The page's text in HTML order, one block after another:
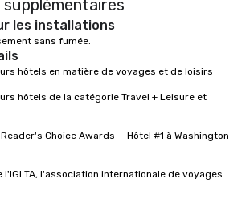
our
manages every
concept through
Experience.
les installations
sans fumée.
hôtels en matière de voyages et de loisirs
hôtels de la catégorie Travel + Leisure et
Choice Awards — Hôtel #1 à Washington
l'IGLTA, l'association internationale de voyages